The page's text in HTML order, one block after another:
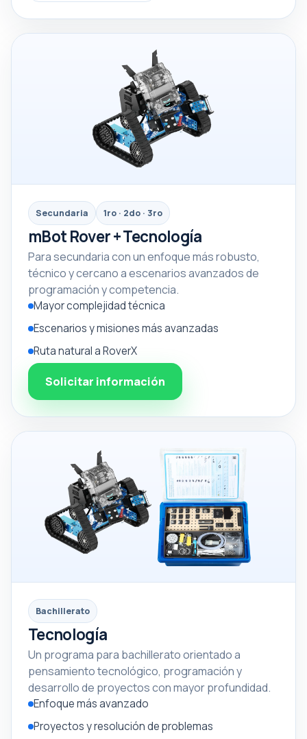
Secundaria 1ro · 2do · 3ro
mBot Rover + Tecnología
Para secundaria con un enfoque más robusto,
técnico y cercano a escenarios avanzados de
programación y competencia.
Mayor complejidad técnica
Escenarios y misiones más avanzadas
Ruta natural a RoverX
Solicitar información
Bachillerato
Tecnología
Un programa para bachillerato orientado a
pensamiento tecnológico, programación y
desarrollo de proyectos con mayor profundidad.
Enfoque más avanzado
Proyectos y resolución de problemas